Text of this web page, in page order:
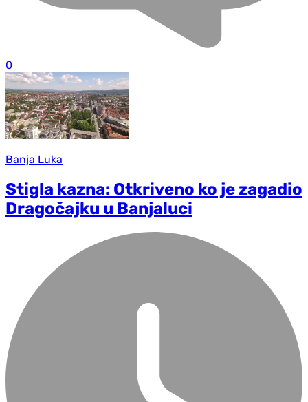
0
Banja Luka
Stigla kazna: Otkriveno ko je zagadio
Dragočajku u Banjaluci